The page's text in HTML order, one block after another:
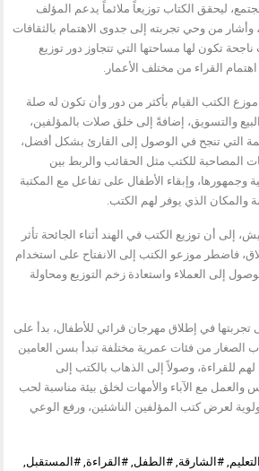
ليحقق الكتاب توزيعاً ملائماً يدعم المؤلف
من وحي تجربته إلى جدوى الاهتمام بالثقافات
تكون لها مساحتها التي تتجاوز دور توزيع
القراء من مختلف الأعمار.
الكتب القيام بأكثر من دور وأن تكون له صلة
والتسويق، إضافةً إلى خلق صلات بالمؤلفين،
التي تنجح في الوصول إلى القارئ بشكل أفضل،
المصاحبة للكتب مثل الحقائب والربط بين
وجمهورها، وإبقاء الأطفال على تفاعل مع المكتبة
والمكان الذي يوفر لهم الكتب.
إلى أن توزيع الكتب في الهند أثناء الجائحة تأثر
فاضطر موزعو الكتب إلى الانفتاح على استخدام
إلى العملاء واستعادة زخم التوزيع ومحاولة
في إطلاق مهرجان قرائي للأطفال، بدأ على
الصغار من فئات عمرية مختلفة تبدأ بسن العامين
لهم للقراءة، وصولاً إلى الذهاب بالكتب إلى
والعمل مع الآباء والأمهات لخلق بيئة مناسبة لحب
لعرض كتب المؤلفين الناشئين، ورفع الوعي
,#الشارقة ,#الطفل ,#القراءة ,#المستقبل